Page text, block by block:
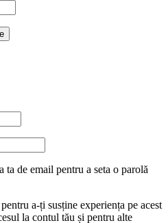
ta de email pentru a seta o parolă
a-ți susține experiența pe acest
la contul tău și pentru alte